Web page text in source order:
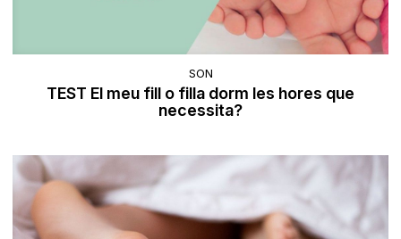
SON
TEST El meu fill o filla dorm les hores que
necessita?